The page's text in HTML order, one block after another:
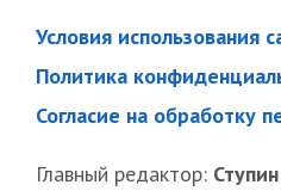
Условия использования
Политика
Согласие на обработку
Главный редактор: